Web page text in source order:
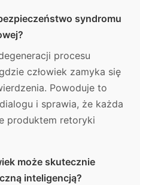
syndromu
procesu
człowiek zamyka się
Powoduje to
i sprawia, że każda
produktem retoryki
może skutecznie
inteligencją?